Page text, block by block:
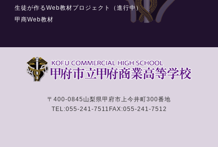
生徒が作るWeb教材プロジェクト（進行中）
甲商Web教材
〒400-0845 山梨県甲府市上今井町300番地
TEL:055-241-7511 FAX:055-241-7512